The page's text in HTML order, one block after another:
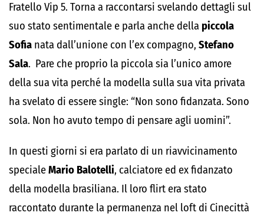
Fratello Vip 5. Torna a raccontarsi svelando dettagli sul
suo stato sentimentale e parla anche della piccola
Sofia nata dall’unione con l’ex compagno, Stefano
Sala. Pare che proprio la piccola sia l’unico amore
della sua vita perché la modella sulla sua vita privata
ha svelato di essere single: “Non sono fidanzata. Sono
sola. Non ho avuto tempo di pensare agli uomini”.
In questi giorni si era parlato di un riavvicinamento
specialeMario Balotelli, calciatore ed ex fidanzato
della modella brasiliana. Il loro flirt era stato
raccontato durante la permanenza nel loft di Cinecittà